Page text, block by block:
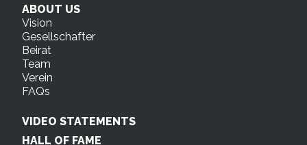
ABOUT US
Vision
Gesellschafter
Beirat
Team
Verein
FAQs
VIDEO STATEMENTS
HALL OF FAME